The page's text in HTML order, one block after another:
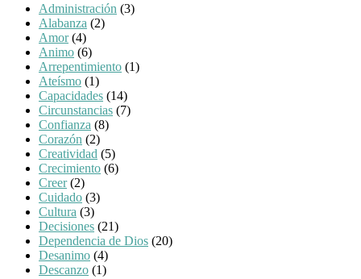
Administración (3)
Alabanza (2)
Amor(4)
Animo (6)
Arrepentimiento (1)
Ateísmo (1)
Capacidades (14)
Circunstancias (7)
Confianza (8)
Corazón (2)
Creatividad (5)
Crecimiento (6)
Creer(2)
Cuidado (3)
Cultura (3)
Decisiones (21)
Dependencia de Dios (20)
Desanimo (4)
Descanzo (1)